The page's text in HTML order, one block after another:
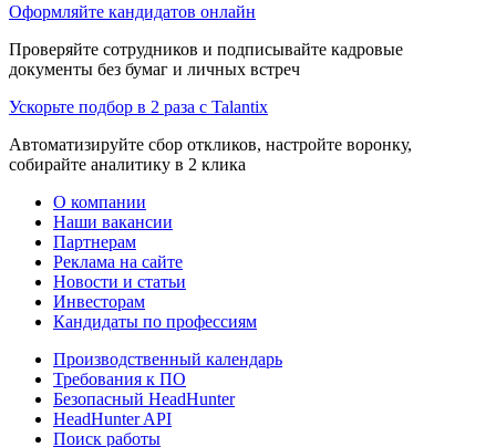
Оформляйте кандидатов онлайн
Проверяйте сотрудников и подписывайте кадровые
документы без бумаг и личных встреч
Ускорьте подбор в 2 раза с Talantix
Автоматизируйте сбор откликов, настройте воронку,
собирайте аналитику в 2 клика
О компании
Наши вакансии
Партнерам
Реклама на сайте
Новости и статьи
Инвесторам
Кандидаты по профессиям
Производственный календарь
Требования к ПО
Безопасный HeadHunter
HeadHunter API
Поиск работы